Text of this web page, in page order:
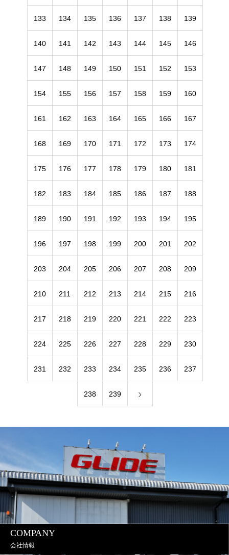
133 134 135 136 137 138 139
140 141 142 143 144 145 146
147 148 149 150 151 152 153
154 155 156 157 158 159 160
161 162 163 164 165 166 167
168 169 170 171 172 173 174
175 176 177 178 179 180 181
182 183 184 185 186 187 188
189 190 191 192 193 194 195
196 197 198 199 200 201 202
203 204 205 206 207 208 209
210 211 212 213 214 215 216
217 218 219 220 221 222 223
224 225 226 227 228 229 230
231 232 233 234 235 236 237
238 239
COMPANY
会社情報